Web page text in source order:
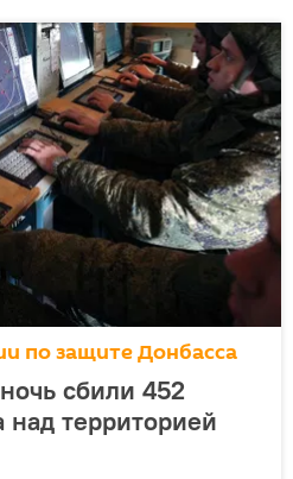
по защите Донбасса
сбили 452
над территорией